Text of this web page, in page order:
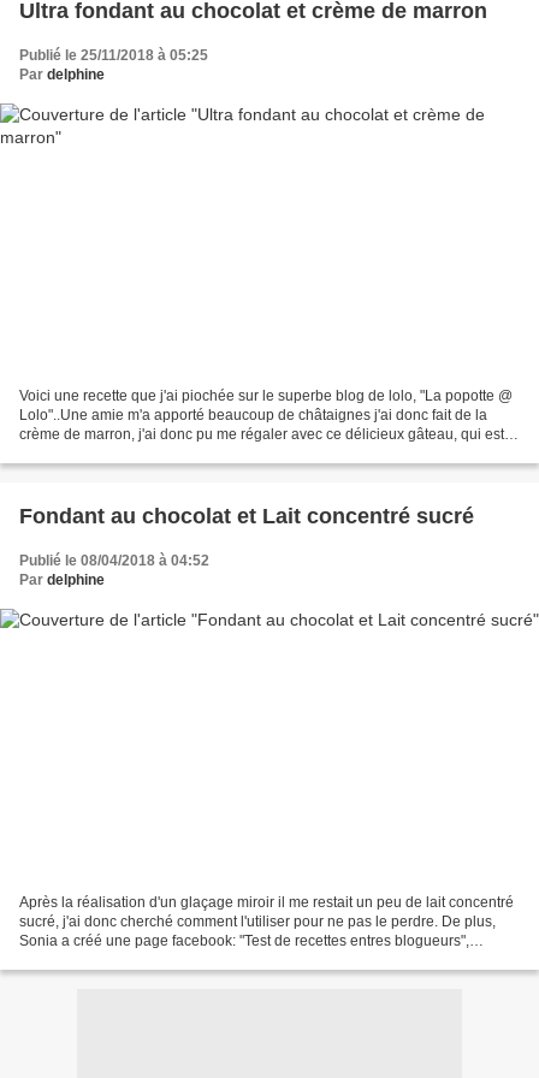
Ultra fondant au chocolat et crème de marron
Publié le 25/11/2018 à 05:25
Par delphine
Voici une recette que j'ai piochée sur le superbe blog de lolo, "La popotte @
Lolo"..Une amie m'a apporté beaucoup de châtaignes j'ai donc fait de la
crème de marron, j'ai donc pu me régaler avec ce délicieux gâteau, qui est
Fondant au chocolat et Lait concentré sucré
Publié le 08/04/2018 à 04:52
Par delphine
Après la réalisation d'un glaçage miroir il me restait un peu de lait concentré
sucré, j'ai donc cherché comment l'utiliser pour ne pas le perdre. De plus,
Sonia a créé une page facebook: "Test de recettes entres blogueurs",